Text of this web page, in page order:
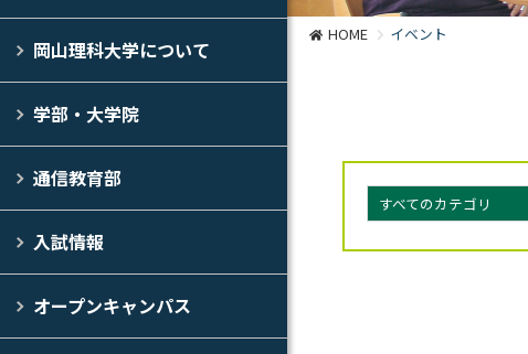
岡山理科大学について
学部・大学院
通信教育部
入試情報
オープンキャンパス
HOME イベント
すべてのカテゴリ